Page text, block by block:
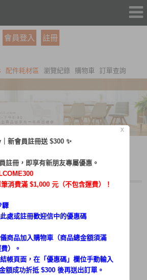
會員登入 註冊
配件耗材區 瀏覽紀錄 購物車 訂單查詢
X
新會員註冊送 $300 ✨
註冊，即享有新朋友專屬優惠。
消費滿 $1,000 元（不包含運費）！
驟
處或註冊歡迎信中的優惠碼
商品加入購物車（商品總金額須滿
）。
帳頁面，在「優惠碼 」欄位手動輸入
額成功折抵 $300 後再送出訂單。